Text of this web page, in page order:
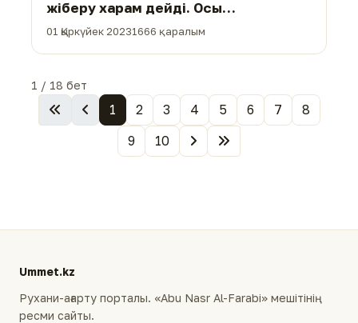
жіберу харам дейді. Осы
қаншалықты рас?
01 Қыркүйек 20231666 қаралым
1 / 18 бет
1 2 3 4 5 6 7
8
9
10
Ummet.kz
Рухани-ағарту порталы. «Abu Nasr Al-Farabi» мешітінің
ресми сайты.